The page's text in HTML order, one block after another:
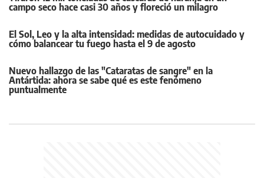
campo seco hace casi 30 años y floreció un milagro
El Sol, Leo y la alta intensidad: medidas de autocuidado y
cómo balancear tu fuego hasta el 9 de agosto
Nuevo hallazgo de las "Cataratas de sangre" en la
Antártida: ahora se sabe qué es este fenómeno
puntualmente